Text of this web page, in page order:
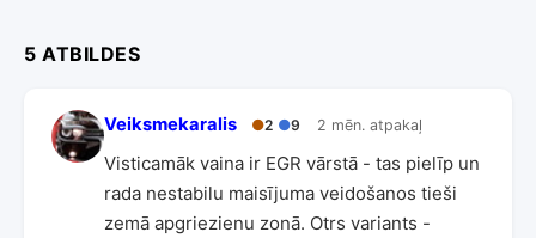
5 ATBILDES
Veiksmekaralis ●2 ●9 2 mēn. atpakaļ
Visticamāk vaina ir EGR vārstā - tas pielīp un
rada nestabilu maisījuma veidošanos tieši
zemā apgriezienu zonā. Otrs variants -